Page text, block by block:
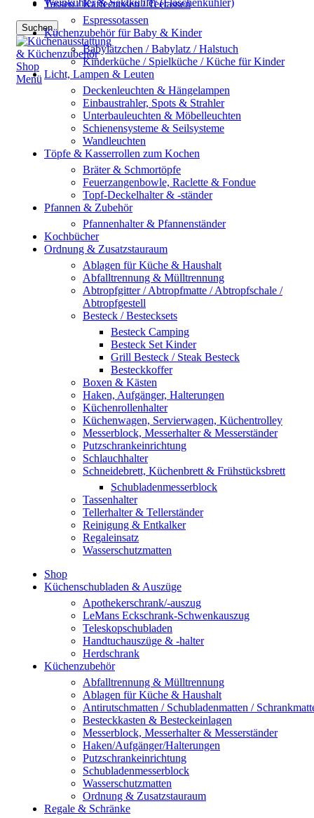
Weinkühler & Sektkühler (Flaschenkühler)
Suchen
Menü
Tassen / Kaffeetassen / Teetassen
Espressotassen
Küchenzubehör für Baby & Kinder
Babylätzchen / Babylatz / Halstuch
Kinderküche / Spielküche / Küche für Kinder
Licht, Lampen & Leuten
Deckenleuchten & Hängelampen
Einbaustrahler, Spots & Strahler
Unterbauleuchten & Möbelleuchten
Schienensysteme & Seilsysteme
Wandleuchten
Töpfe & Kasserrollen zum Kochen
Bräter & Schmortöpfe
Feuerzangenbowle, Raclette & Fondue
Topf-Deckelhalter & -ständer
Pfannen & Zubehör
Pfannenhalter & Pfannenständer
Kochbücher
Ordnung & Zusatzstauraum
Ablagen für Küche & Haushalt
Abfalltrennung & Mülltrennung
Abtropfgitter / Abtropfmatte / Abtropfschale /
Abtropfgestell
Besteck / Bestecksets
Besteck Camping
Besteck Set Kinder
Grill Besteck / Steak Besteck
Besteckkoffer
Boxen & Kästen
Haken, Aufgänger, Halterungen
Küchenrollenhalter
Küchenwagen, Servierwagen, Küchentrolley
Messerblock, Messerhalter & Messerständer
Putzschrankeinrichtung
Schlauchhalter
Schneidebrett, Küchenbrett & Frühstücksbrett
Schubladenmesserblock
Tassenhalter
Tellerhalter & Tellerständer
Reinigung & Entkalker
Regaleinsatz
Wasserschutzmatten
Shop
Küchenschubladen & Auszüge
Apothekerschrank/-auszug
LeMans Eckschrank-Schwenkauszug
Teleskopschubladen
Handtuchauszüge & -halter
Herdschrank
Küchenzubehör
Abfalltrennung & Mülltrennung
Ablagen für Küche & Haushalt
Antirutschmatten / Schubladenmatten /
Besteckkasten & Besteckeinlagen
Messerblock, Messerhalter & Messerständer
Haken/Aufgänger/Halterungen
Putzschrankeinrichtung
Schubladenmesserblock
Wasserschutzmatten
Ordnung & Zusatzstauraum
Regale & Schränke